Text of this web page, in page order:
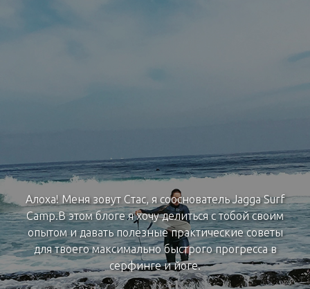
Алоха! Меня зовут Стас, я сооснователь Jagga Surf
Camp.В этом блоге я хочу делиться с тобой своим
опытом и давать полезные практические советы
для твоего максимально быстрого прогресса в
серфинге и йоге.